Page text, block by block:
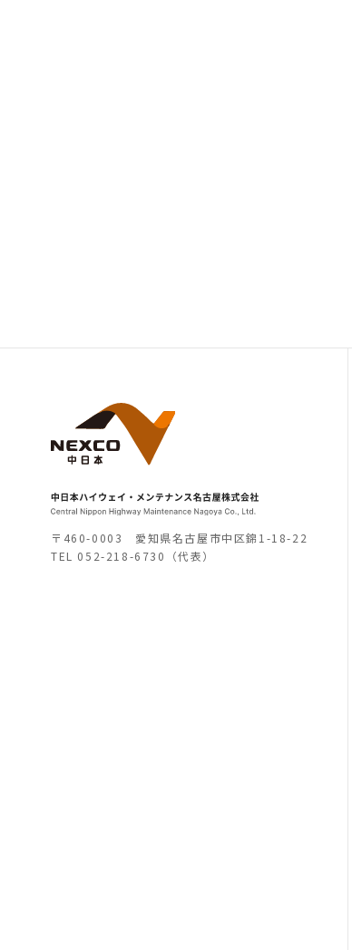
〒460-0003 愛知県名古屋市中区錦1-18-22
TEL 052-218-6730（代表）